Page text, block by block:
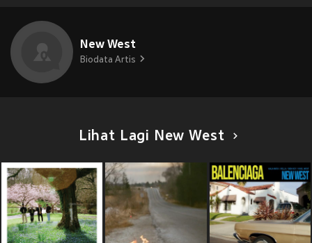
New West
Biodata Artis
Lihat Lagi New West